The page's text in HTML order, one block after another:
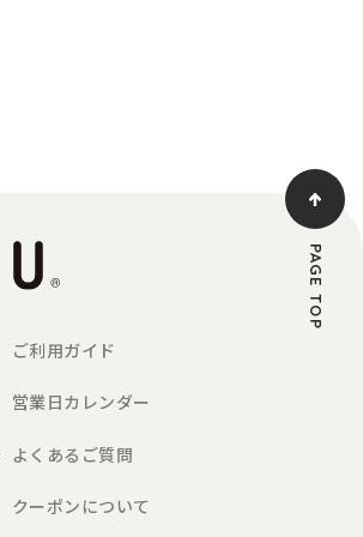
ご利用ガイド
営業日カレンダー
よくあるご質問
クーポンについて
PAGE TOP